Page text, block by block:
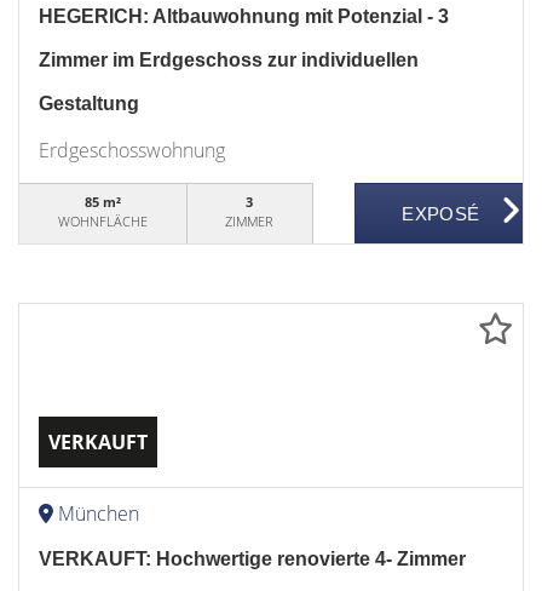
HEGERICH: Altbauwohnung mit Potenzial - 3
Zimmer im Erdgeschoss zur individuellen
Gestaltung
Erdgeschosswohnung
85 m²
WOHNFLÄCHE
3
ZIMMER
VERKAUFT
München
VERKAUFT: Hochwertige renovierte 4- Zimmer